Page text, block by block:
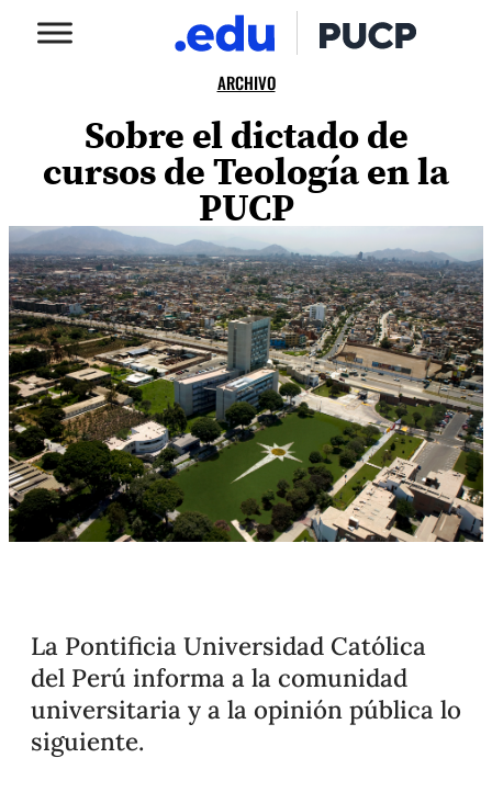
ARCHIVO
Sobre el dictado de
cursos de Teología en la
PUCP
La Pontificia Universidad Católica
del Perú informa a la comunidad
universitaria y a la opinión pública lo
siguiente.